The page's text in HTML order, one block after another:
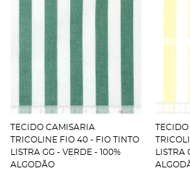
TECIDO CAMISARIA
TRICOLINE FIO 40 - FIO TINTO
LISTRA GG - VERDE - 100%
ALGODÃO